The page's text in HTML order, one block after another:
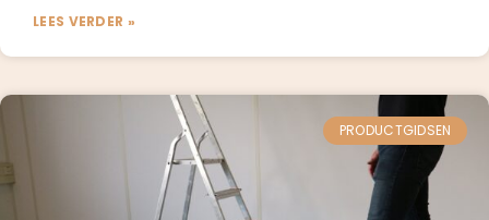
LEES VERDER »
PRODUCTGIDSEN